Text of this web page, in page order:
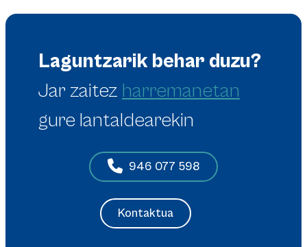
Laguntzarik behar duzu?
Jar zaitez harremanetan
gure lantaldearekin
946 077 598
Kontaktua